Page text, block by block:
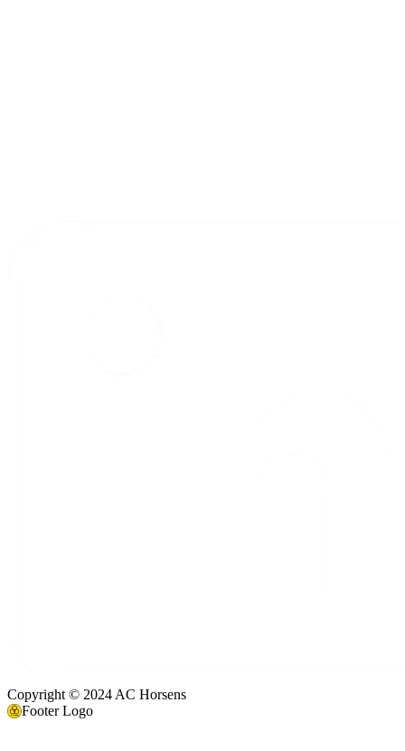
Copyright © 2024 AC Horsens
Footer Logo